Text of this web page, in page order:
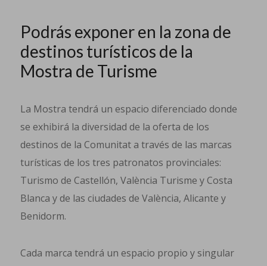
Podrás exponer en la zona de
destinos turísticos de la
Mostra de Turisme
La Mostra tendrá un espacio diferenciado donde
se exhibirá la diversidad de la oferta de los
destinos de la Comunitat a través de las marcas
turísticas de los tres patronatos provinciales:
Turismo de Castellón, València Turisme y Costa
Blanca y de las ciudades de València, Alicante y
Benidorm.
Cada marca tendrá un espacio propio y singular